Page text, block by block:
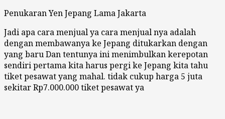
Penukaran Yen Jepang Lama Jakarta
Jadi apa cara menjual ya cara menjual nya adalah
dengan membawanya ke Jepang ditukarkan dengan
yang baru Dan tentunya ini menimbulkan kerepotan
sendiri pertama kita harus pergi ke Jepang kita tahu
tiket pesawat yang mahal. tidak cukup harga 5 juta
sekitar Rp7.000.000 tiket pesawat ya